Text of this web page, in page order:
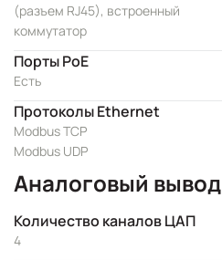
(разъем RJ45), встроенный
коммутатор
Порты PoE
Есть
Протоколы Ethernet
Modbus TCP
Modbus UDP
Аналоговый вывод
Количество каналов ЦАП
4